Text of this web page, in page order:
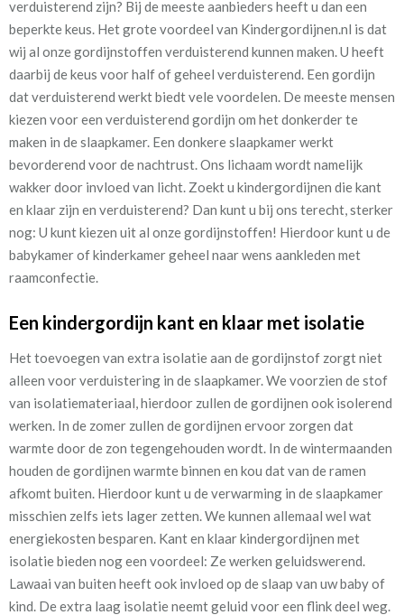
verduisterend zijn? Bij de meeste aanbieders heeft u dan een
beperkte keus. Het grote voordeel van Kindergordijnen.nl is dat
wij al onze gordijnstoffen verduisterend kunnen maken. U heeft
daarbij de keus voor half of geheel verduisterend. Een gordijn
dat verduisterend werkt biedt vele voordelen. De meeste mensen
kiezen voor een verduisterend gordijn om het donkerder te
maken in de slaapkamer. Een donkere slaapkamer werkt
bevorderend voor de nachtrust. Ons lichaam wordt namelijk
wakker door invloed van licht. Zoekt u kindergordijnen die kant
en klaar zijn en verduisterend? Dan kunt u bij ons terecht, sterker
nog: U kunt kiezen uit al onze gordijnstoffen! Hierdoor kunt u de
babykamer of kinderkamer geheel naar wens aankleden met
raamconfectie.
Een kindergordijn kant en klaar met isolatie
Het toevoegen van extra isolatie aan de gordijnstof zorgt niet
alleen voor verduistering in de slaapkamer. We voorzien de stof
van isolatiemateriaal, hierdoor zullen de gordijnen ook isolerend
werken. In de zomer zullen de gordijnen ervoor zorgen dat
warmte door de zon tegengehouden wordt. In de wintermaanden
houden de gordijnen warmte binnen en kou dat van de ramen
afkomt buiten. Hierdoor kunt u de verwarming in de slaapkamer
misschien zelfs iets lager zetten. We kunnen allemaal wel wat
energiekosten besparen. Kant en klaar kindergordijnen met
isolatie bieden nog een voordeel: Ze werken geluidswerend.
Lawaai van buiten heeft ook invloed op de slaap van uw baby of
kind. De extra laag isolatie neemt geluid voor een flink deel weg.